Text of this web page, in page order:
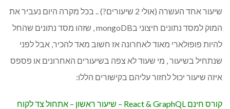
שיעור אחד העשרה (אולי 2 שיעורים?) .. בכל מקרה היום נעביר את
המוק למסד נתונים חיצוני בmongoDB , שזהו מסד נתונים שהחל
להיות פופולארי מאוד לאחרונה אז חשוב מאד להכיר, אבל לפני
שנתחיל בשיעור , מי שעוד לא צפה בשיעורים האחרונים או פספס
איזה שיעור יכול לחזור עליהם בקישורים הללו:
קורס חינם React & GraphQL – שיעור ראשון – אתחול צד לקוח